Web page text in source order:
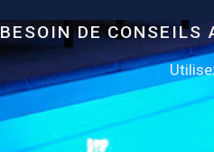
BESOIN DE CONSEILS